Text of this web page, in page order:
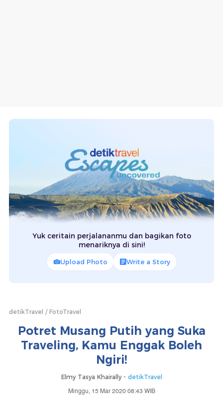
Yuk ceritain perjalananmu dan bagikan foto
menariknya di sini!
Upload Photo Write a Story
detikTravel FotoTravel
Potret Musang Putih yang Suka
Traveling, Kamu Enggak Boleh
Ngiri!
Elmy Tasya Khairally - detikTravel
Minggu, 15 Mar 2020 08:43 WIB